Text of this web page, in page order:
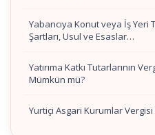
Yabancıya Konut veya İş Yeri
Şartları, Usul ve Esaslar…
Yatırıma Katkı Tutarlarının
Mümkün mü?
Yurtiçi Asgari Kurumlar Vergisi